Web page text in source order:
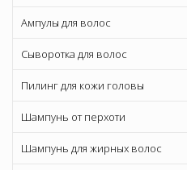
Ампулы для волос
Сыворотка для волос
Пилинг для кожи головы
Шампунь от перхоти
Шампунь для жирных волос